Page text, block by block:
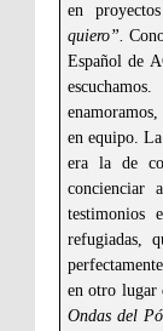
en
quiero”.
Español de
en equipo.
era la de
concienciar
testimonios
refugiadas,
en otro lugar
Ondas del